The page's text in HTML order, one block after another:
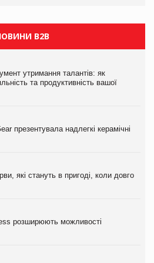
B2B
утримання талантів: як
та продуктивність вашої
презентувала надлегкі керамічні
які стануть в пригоді, коли довго
розширюють можливості